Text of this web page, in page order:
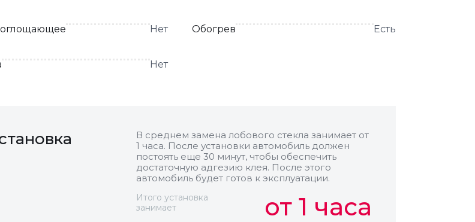
Нет Обогрев Есть
Нет
В среднем замена лобового стекла занимает от
1 часа. После установки автомобиль должен
постоять еще 30 минут, чтобы обеспечить
достаточную адгезию клея. После этого
автомобиль будет готов к эксплуатации.
Итого установка
занимает
от 1 часа